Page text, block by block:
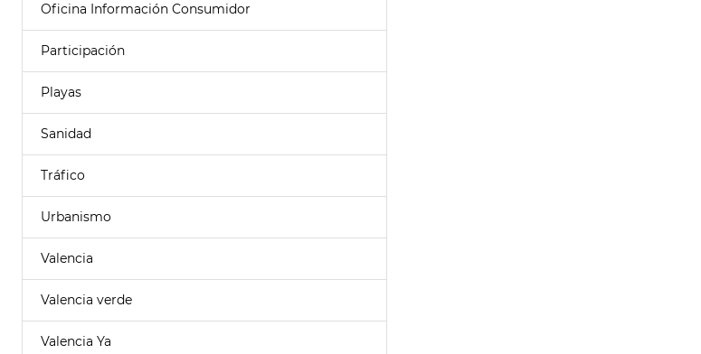
Oficina Información Consumidor
Participación
Playas
Sanidad
Tráfico
Urbanismo
Valencia
Valencia verde
Valencia Ya